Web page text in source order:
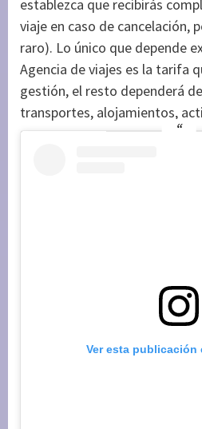
establezca que recibirás
viaje en caso de cancelación,
raro). Lo único que depende
Agencia de viajes es la tarifa
gestión, el resto dependerá
transportes, alojamientos,
Ver esta publicación